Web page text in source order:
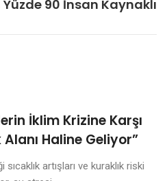
90 İnsan Kaynaklı
İklim Krizine Karşı
Alanı Haline Geliyor”
artışları ve kuraklık riski